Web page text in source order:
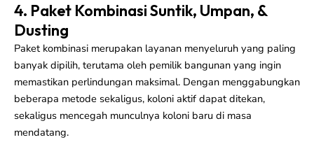
4. Paket Kombinasi Suntik, Umpan, &
Dusting
Paket kombinasi merupakan layanan menyeluruh yang paling
banyak dipilih, terutama oleh pemilik bangunan yang ingin
memastikan perlindungan maksimal. Dengan menggabungkan
beberapa metode sekaligus, koloni aktif dapat ditekan,
sekaligus mencegah munculnya koloni baru di masa
mendatang.